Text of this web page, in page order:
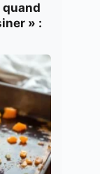
quand
» :